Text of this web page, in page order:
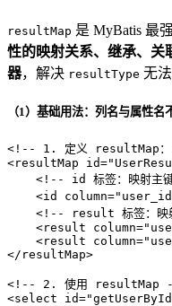
resultMap 是 MyBatis 最
性的映射关系、继承、关
器，解决 resultType 无
（1）基础用法：列名与属性名
<!-- 1. 定义 resultMap：
<resultMap id=
<!-- id 标签：映射主键
<id column=
<!-- result 标签：映
<result column=
<result column=
</ resultMap>
<!-- 2. 使用 resultMap
<select id=